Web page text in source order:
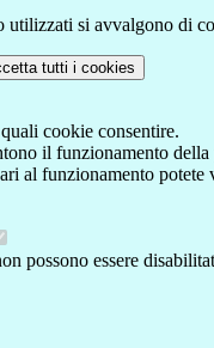
utilizzati si avvalgono di
tutti i cookies
cookie consentire.
il funzionamento
al funzionamento potete
possono essere